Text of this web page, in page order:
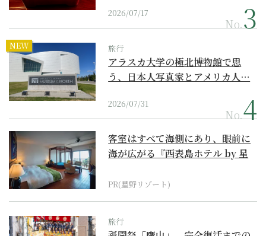
2026/07/17
No.
NEW 旅行
アラスカ大学の極北博物館で思
う、日本人写真家とアメリカ人…
2026/07/31
No.
客室はすべて海側にあり、眼前に
海が広がる『西表島ホテル by 星
PR(星野リゾート)
旅行